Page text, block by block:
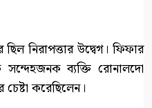
নিরাপত্তার উদ্বেগ। ফিফার
ব্যক্তি রোনালদো
করেছিলেন।